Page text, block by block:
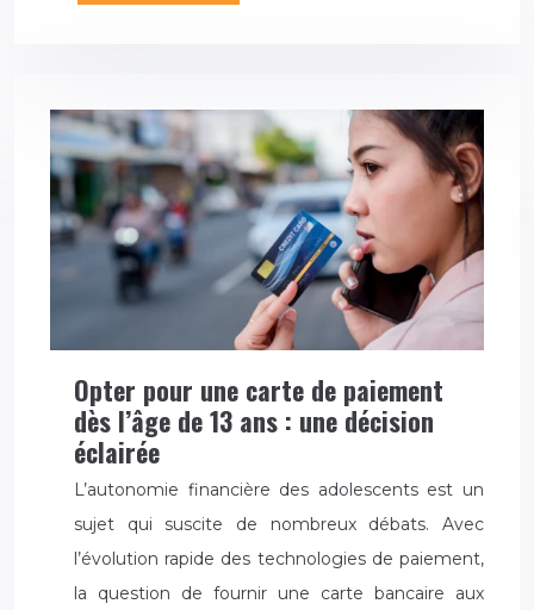
Opter pour une carte de paiement
dès l’âge de 13 ans : une décision
éclairée
L’autonomie financière des adolescents est un
sujet qui suscite de nombreux débats. Avec
l’évolution rapide des technologies de paiement,
la question de fournir une carte bancaire aux